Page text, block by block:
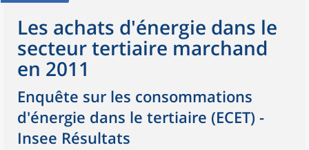
Les achats d'énergie dans le
secteur tertiaire marchand
en 2011
Enquête sur les consommations
d'énergie dans le tertiaire (ECET) -
Insee Résultats